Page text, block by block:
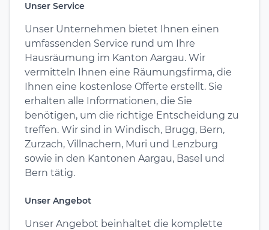
Unser Service
Unser Unternehmen bietet Ihnen einen
umfassenden Service rund um Ihre
Hausräumung im Kanton Aargau. Wir
vermitteln Ihnen eine Räumungsfirma, die
Ihnen eine kostenlose Offerte erstellt. Sie
erhalten alle Informationen, die Sie
benötigen, um die richtige Entscheidung zu
treffen. Wir sind in Windisch, Brugg, Bern,
Zurzach, Villnachern, Muri und Lenzburg
sowie in den Kantonen Aargau, Basel und
Bern tätig.
Unser Angebot
Unser Angebot beinhaltet die komplette